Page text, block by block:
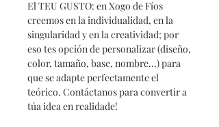
El TEU GUSTO: enXogo de Fíos
creemos en la individualidad, en la
singularidad y en la creatividad; por
eso tes opción de personalizar (diseño,
color, tamaño, base, nombre...) para
que se adapte perfectamente el
teórico. Contáctanos para convertir a
túa idea en realidade!